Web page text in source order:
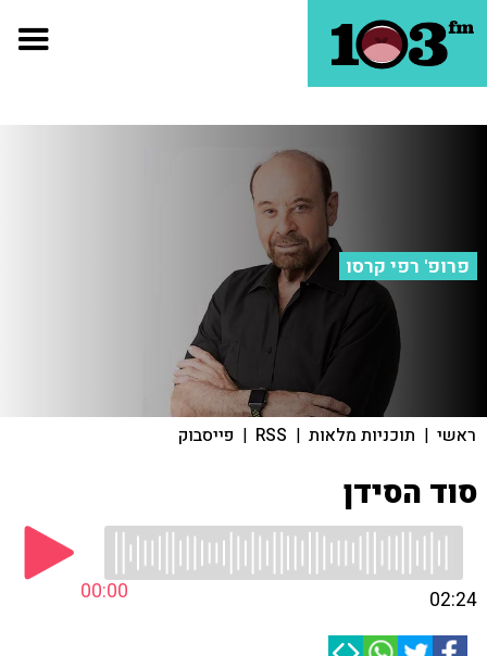
פרופ' רפי קרסו
ראשי | תוכניות מלאות |
RSS
| פייסבוק
סוד הסידן
00:00 02:24